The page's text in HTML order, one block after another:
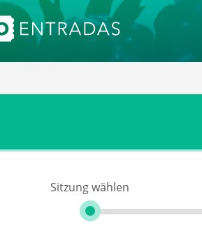
Sitzung wählen